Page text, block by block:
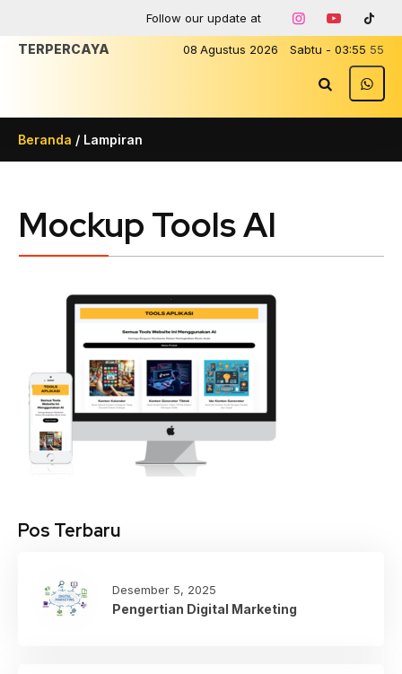
Follow our update at
08 Agustus 2026 Sabtu - 03:55 55
TERPERCAYA
Beranda / Lampiran
Mockup Tools AI
Pos Terbaru
Desember 5, 2025
Pengertian Digital Marketing